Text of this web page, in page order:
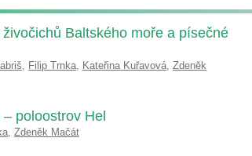
Baltského moře a písečné
, Filip Trnka, Kateřina Kuřavová, Zdeněk
poloostrov Hel
, Zdeněk Mačát